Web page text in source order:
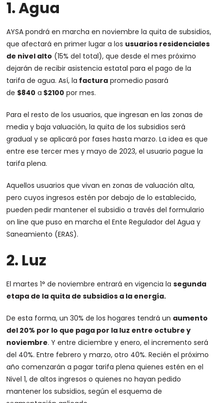
1. Agua
AYSA pondrá en marcha en noviembre la quita de subsidios,
que afectará en primer lugar a los usuarios residenciales
de nivel alto (15% del total), que desde el mes próximo
dejarán de recibir asistencia estatal para el pago de la
tarifa de agua. Así, la factura promedio pasará
de $840 a $2100 por mes.
Para el resto de los usuarios, que ingresan en las zonas de
media y baja valuación, la quita de los subsidios será
gradual y se aplicará por fases hasta marzo. La idea es que
entre ese tercer mes y mayo de 2023, el usuario pague la
tarifa plena.
Aquellos usuarios que vivan en zonas de valuación alta,
pero cuyos ingresos estén por debajo de lo establecido,
pueden pedir mantener el subsidio a través del formulario
on line que puso en marcha el Ente Regulador del Agua y
Saneamiento (ERAS).
2. Luz
El martes 1° de noviembre entrará en vigencia lasegunda
etapa de la quita de subsidios a la energía.
De esta forma, un 30% de los hogares tendrá un aumento
del 20% por lo que paga por la luz entre octubre y
noviembre. Y entre diciembre y enero, el incremento será
del 40%. Entre febrero y marzo, otro 40%. Recién el próximo
año comenzarán a pagar tarifa plena quienes estén en el
Nivel 1, de altos ingresos o quienes no hayan pedido
mantener los subsidios, según el esquema de